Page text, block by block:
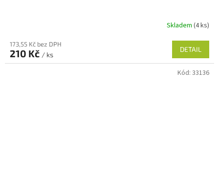
Skladem (4 ks)
173,55 Kč bez DPH
210 Kč / ks
DETAIL
Kód: 33136